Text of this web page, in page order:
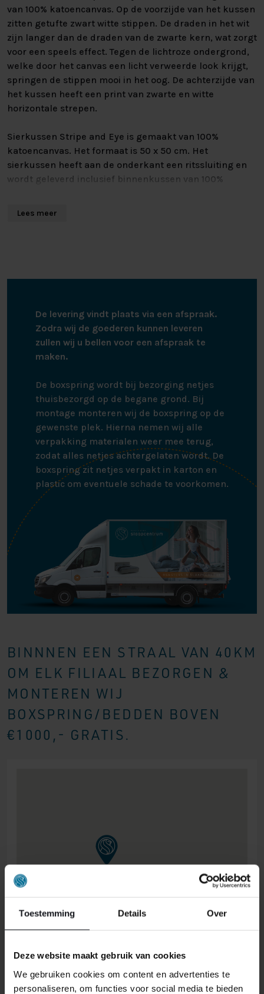
Toestemming Details Over
Deze website maakt gebruik van cookies
We gebruiken cookies om content en advertenties te
personaliseren, om functies voor social media te bieden
van 100% katoencanvas. Op de voorzijde van het kussen
zitten getufte zwart witte stippen. De draden in het wit
zijn langer dan de draden van de zwarte kern, wat zorgt
voor een speels effect. Tegen de lichtroze ondergrond,
welke door het canvas een licht verweerde look krijgt,
springen de stippen mooi in het oog. De achterzijde van
het kussen heeft een print van zwarte en witte
horizontale strepen.
Sierkussen Stripe and Eye is gemaakt van 100%
katoencanvas. Het formaat is 50 x 50 cm. Het
sierkussen heeft aan de onderkant een ritssluiting en
wordt geleverd inclusief binnenkussen van 100%
Lees meer
De levering vindt plaats via een afspraak.
Zodra wij de goederen kunnen leveren
zullen wij u bellen voor een afspraak te
maken.
De boxspring wordt bij bezorging netjes
thuisbezorgd op de begane grond. Bij
montage monteren wij de boxspring op de
gewenste plek. Hierna nemen wij alle
verpakking materialen weer mee terug,
zodat alles netjes achtergelaten wordt. De
boxspring zit netjes verpakt in karton en
plastic om eventuele schade te voorkomen.
BINNNEN EEN STRAAL VAN 40KM
OM ELK FILIAAL BEZORGEN &
MONTEREN WIJ
BOXSPRING/BEDDEN BOVEN
€1000,- GRATIS.